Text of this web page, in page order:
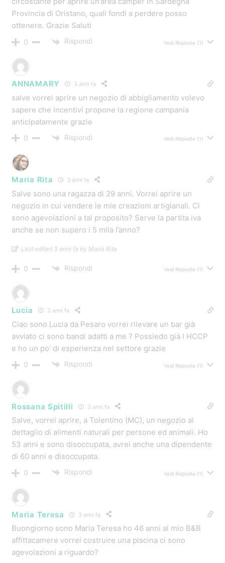
Provincia di Oristano, quali fondi a perdere posso
ottenere. Grazie Saluti
0 Rispondi Vedi Risposte (1)
ANNAMARY 3 anni fa
salve vorrei aprire un negozio di abbigliamento volevo
sapere che incentivi propone la regione campania
anticipatamente grazie
0 Rispondi Vedi Risposte (1)
Maria Rita 3 anni fa
Salve sono una ragazza di 29 anni. Vorrei aprire un
negozio in cui vendere le mie creazioni artigianali. Ci
sono agevolazioni a tal proposito? Serve la partita iva
anche se non supero i 5 mila l’anno?
Last edited 3 anni fa by Maria Rita
0 Rispondi Vedi Risposte (1)
Lucia 3 anni fa
Ciao sono Lucia da Pesaro vorrei rilevare un bar già
avviato ci sono bandi adatti a me ? Possiedo già l HCCP
e ho un po’ di esperienza nel settore grazie
0 Rispondi Vedi Risposte (1)
Rossana Spitilli 3 anni fa
Salve, vorrei aprire, a Tolentino (MC), un negozio al
dettaglio di alimenti naturali per persone ed animali. Ho
53 anni e sono disoccupata, avrei anche una dipendente
di 60 anni e disoccupata.
0 Rispondi Vedi Risposte (1)
Maria Teresa 3 anni fa
Buongiorno sono Maria Teresa ho 46 anni al mio B&B
affittacamere vorrei costruire una piscina ci sono
agevolazioni a riguardo?